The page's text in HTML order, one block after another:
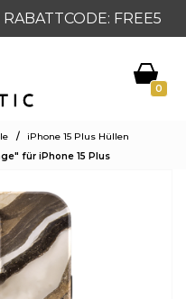
FREE5
0
/
iPhone 15 Plus Hüllen
für iPhone 15 Plus